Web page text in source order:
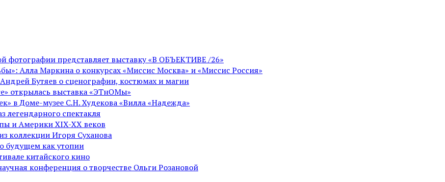
фотографии представляет выставку «В ОБЪЕКТИВЕ /26»
Алла Маркина о конкурсах «Миссис Москва» и «Миссис Россия»
Бутяев о сценографии, костюмах и магии
открылась выставка «ЭТнОМы»
в Доме-музее С.Н. Худекова «Вилла «Надежда»
легендарного спектакля
и Америки XIX-XX веков
коллекции Игоря Суханова
будущем как утопии
китайского кино
конференция о творчестве Ольги Розановой